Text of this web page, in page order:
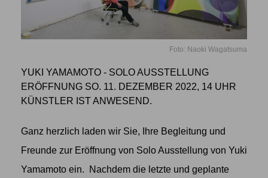
Foto: Naoki Wagatsuma
YUKI YAMAMOTO - SOLO AUSSTELLUNG
ERÖFFNUNG SO. 11. DEZEMBER 2022, 14 UHR
KÜNSTLER IST ANWESEND.
Ganz herzlich laden wir Sie, Ihre Begleitung und
Freunde zur Eröffnung von Solo Ausstellung von Yuki
Yamamoto ein. Nachdem die letzte und geplante